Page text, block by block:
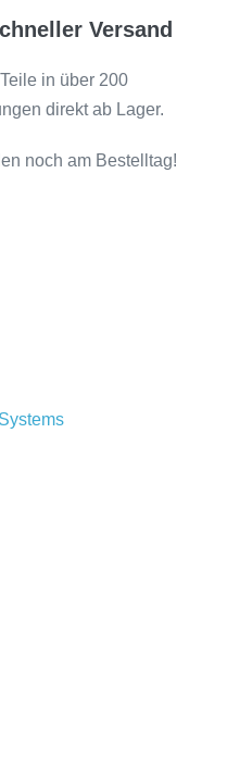
Versand
in über 200
direkt ab Lager.
noch am Bestelltag!